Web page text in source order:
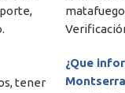
tener
¿Que